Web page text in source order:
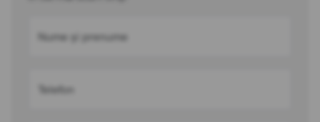
Nume și prenume
Telefon